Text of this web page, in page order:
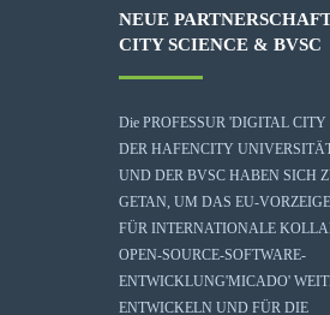
NEUE
CITY SCIENCE & BVSC
Die PROFESSUR 'DIGITAL CITY
DER HAFENCITY
UND DER BVSC HABEN SICH
GETAN, UM DAS EU-
FÜR INTERNATIONALE
OPEN-SOURCE-SOFTWARE-
ENTWICKLUNG'MICADO'
ENTWICKELN UND FÜR DIE